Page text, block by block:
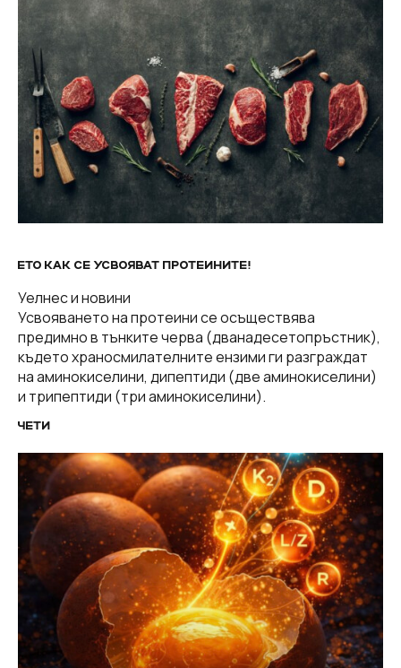
ЕТО КАК СЕ УСВОЯВАТ ПРОТЕИНИТЕ!
Уелнес и новини
Усвояването на протеини се осъществява
предимно в тънките черва (дванадесетопръстник),
където храносмилателните ензими ги разграждат
на аминокиселини, дипептиди (две аминокиселини)
и трипептиди (три аминокиселини).
ЧЕТИ